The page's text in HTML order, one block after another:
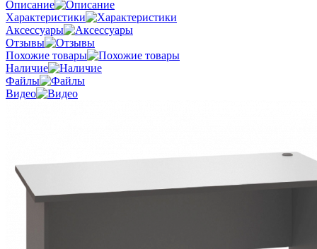
Описание
Характеристики
Аксессуары
Отзывы
Похожие товары
Наличие
Файлы
Видео